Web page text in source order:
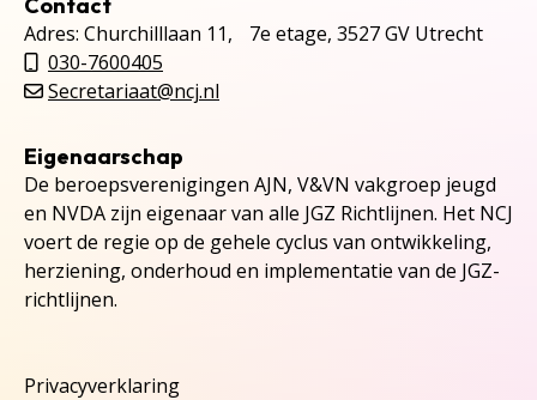
Adres: Churchilllaan 11, 7e etage, 3527 GV Utrecht
030-7600405
Secretariaat@ncj.nl
Eigenaarschap
De beroepsverenigingen AJN, V&VN vakgroep jeugd
en NVDA zijn eigenaar van alle JGZ Richtlijnen. Het NCJ
voert de regie op de gehele cyclus van ontwikkeling,
herziening, onderhoud en implementatie van de JGZ-
richtlijnen.
Privacyverklaring